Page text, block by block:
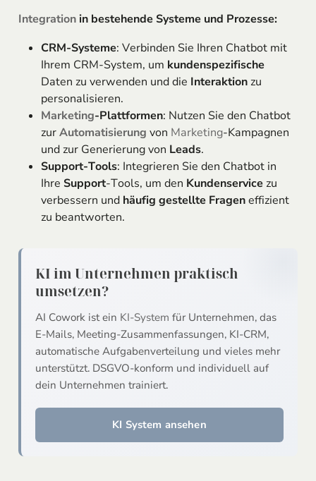
Integrationin bestehende Systeme und Prozesse:
CRM-Systeme: Verbinden Sie Ihren Chatbot mit
Ihrem CRM-System, um kundenspezifische
Daten zu verwenden und die Interaktionzu
personalisieren.
Marketing-Plattformen: Nutzen Sie den Chatbot
zurAutomatisierung von Marketing-Kampagnen
und zur Generierung von Leads.
Support-Tools: Integrieren Sie den Chatbot in
Ihre Support-Tools, um den Kundenservicezu
verbessern und häufig gestellte Frageneffizient
zu beantworten.
KI im Unternehmen praktisch
umsetzen?
AI Cowork ist ein KI-System für Unternehmen, das
E-Mails, Meeting-Zusammenfassungen, KI-CRM,
automatische Aufgabenverteilung und vieles mehr
unterstützt. DSGVO-konform und individuell auf
dein Unternehmen trainiert.
KI System ansehen